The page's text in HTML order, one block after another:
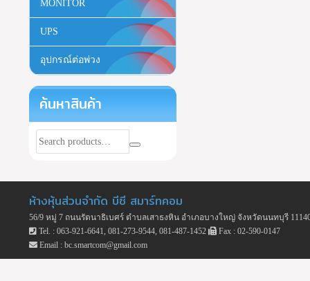
MONITOR
UPS
อุปกรณ์ต่อพ่วง
ค้นหาสินค้า
ห้างหุ้นส่วนจำกัด บีซี สมาร์ทคอม
56/9 หมู่ 7 ถนนรัตนาธิเบศร์ ตำบลเสาธงหิน อำเภอบางใหญ่ จังหวัดนนทบุรี
Tel. : 063-921-6641, 081-273-9544, 081-487-1452
Fax : 02-590-0147
Email : bc.smartcom@gmail.com